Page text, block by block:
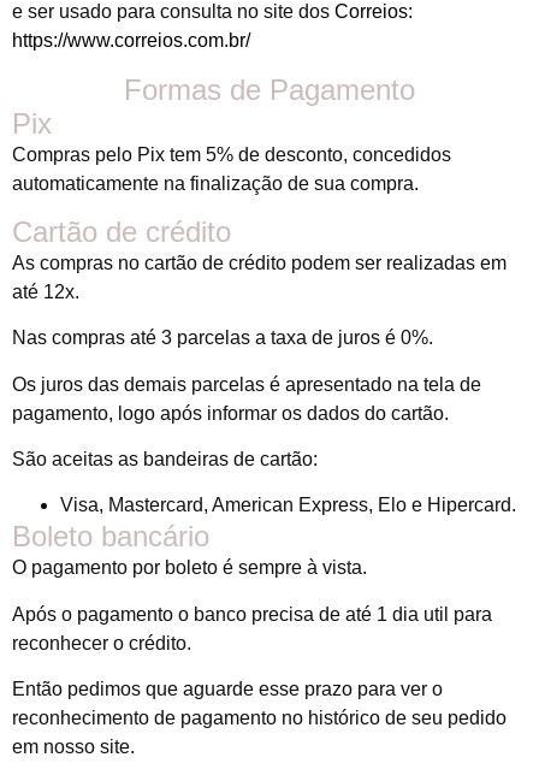
e ser usado para consulta no site dos Correios:
https://www.correios.com.br/
Formas de Pagamento
Pix
Compras pelo Pix tem 5% de desconto, concedidos
automaticamente na finalização de sua compra.
Cartão de crédito
As compras no cartão de crédito podem ser realizadas em
até 12x.
Nas compras até 3 parcelas a taxa de juros é 0%.
Os juros das demais parcelas é apresentado na tela de
pagamento, logo após informar os dados do cartão.
São aceitas as bandeiras de cartão:
Visa, Mastercard, American Express, Elo e Hipercard.
Boleto bancário
O pagamento por boleto é sempre à vista.
Após o pagamento o banco precisa de até 1 dia util para
reconhecer o crédito.
Então pedimos que aguarde esse prazo para ver o
reconhecimento de pagamento no histórico de seu pedido
em nosso site.